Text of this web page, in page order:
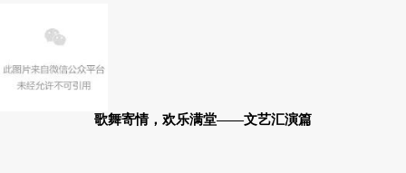
歌舞寄情，欢乐满堂——文艺汇演篇